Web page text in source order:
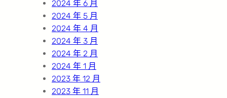
2024 年 6 月
2024 年 5 月
2024 年 4 月
2024 年 3 月
2024 年 2 月
2024 年 1 月
2023 年 12 月
2023 年 11 月